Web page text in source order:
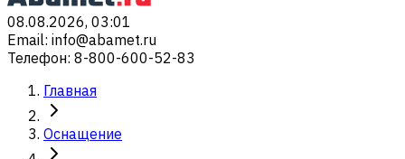
08.08.2026, 03:01
Email: info@abamet.ru
Телефон: 8-800-600-52-83
Главная
Оснащение